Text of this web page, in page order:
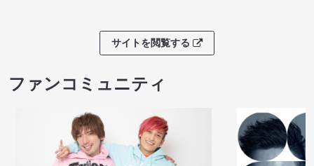
サイトを閲覧する
ファンコミュニティ